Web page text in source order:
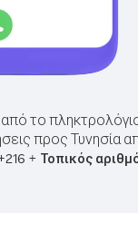
το
προς Τυνησία
216 + Τοπικός